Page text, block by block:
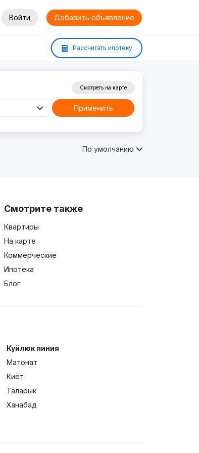
Войти Добавить объявление
Рассчитать ипотеку
Смотреть на карте
Применить
По умолчанию
Смотрите также
Квартиры
На карте
Коммерческие
Ипотека
Блог
Куйлюк линия
Матонат
Киёт
Таларык
Ханабад